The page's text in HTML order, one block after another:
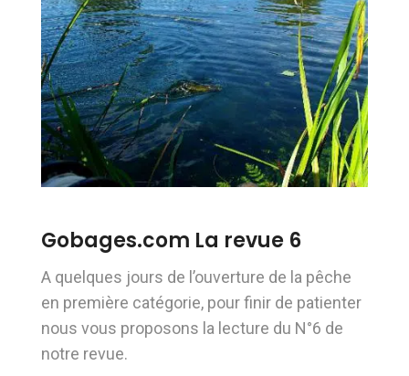
Gobages.com La revue 6
A quelques jours de l’ouverture de la pêche
en première catégorie, pour finir de patienter
nous vous proposons la lecture du N°6 de
notre revue.